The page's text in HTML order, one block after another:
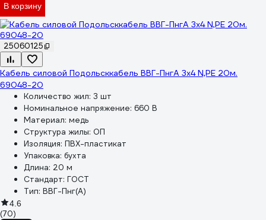
В корзину
25060125
Кабель силовой Подольсккабель ВВГ-ПнгА 3x4 N,PE 20м.
69048-20
Количество жил: 3 шт
Номинальное напряжение: 660 В
Материал: медь
Структура жилы: ОП
Изоляция: ПВХ-пластикат
Упаковка: бухта
Длина: 20 м
Стандарт: ГОСТ
Тип: ВВГ-Пнг(А)
4.6
(70)